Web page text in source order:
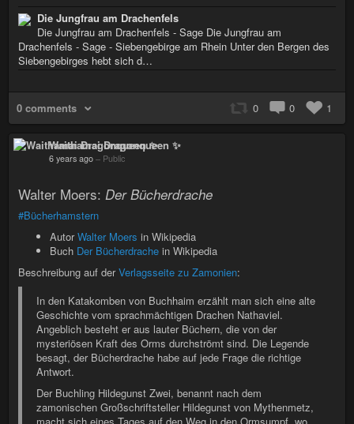
Die Jungfrau am Drachenfels
Die Jungfrau am Drachenfels - Sage Die Jungfrau am
Drachenfels - Sage - Siebengebirge am Rhein Unter den Bergen des
Siebengebirges hebt sich d…
0 comments 0 0 1
Waithamai Dragonqueen ✨
6 years ago – Public
Walter Moers: Der Bücherdrache
#Bücherhamstern
AutorWalter Moers in Wikipedia
Buch Der Bücherdrache in Wikipedia
Beschreibung auf derVerlagsseite zu Zamonien:
In den Katakomben von Buchhaim erzählt man sich eine alte
Geschichte vom sprachmächtigen Drachen Nathaviel.
Angeblich besteht er aus lauter Büchern, die von der
mysteriösen Kraft des Orms durchströmt sind. Die Legende
besagt, der Bücherdrache habe auf jede Frage die richtige
Antwort.
Der Buchling Hildegunst Zwei, benannt nach dem
zamonischen Großschriftsteller Hildegunst von Mythenmetz,